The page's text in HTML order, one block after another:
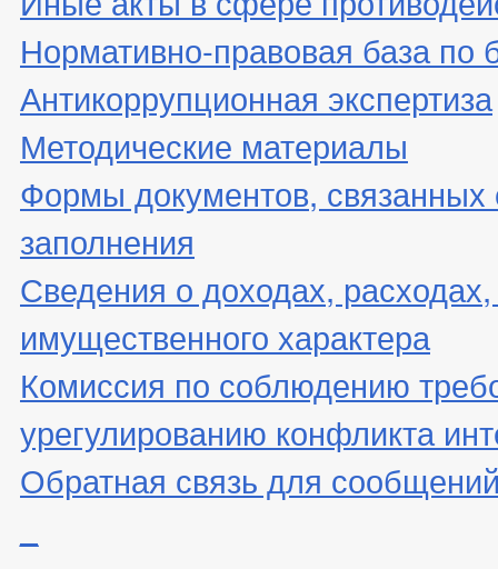
Нормативно-правовая база по
Антикоррупционная экспертиза
Методические материалы
Формы документов, связанных
заполнения
Сведения о доходах,
имущественного характера
Комиссия по соблюдению
урегулированию конфликта
Обратная связь для